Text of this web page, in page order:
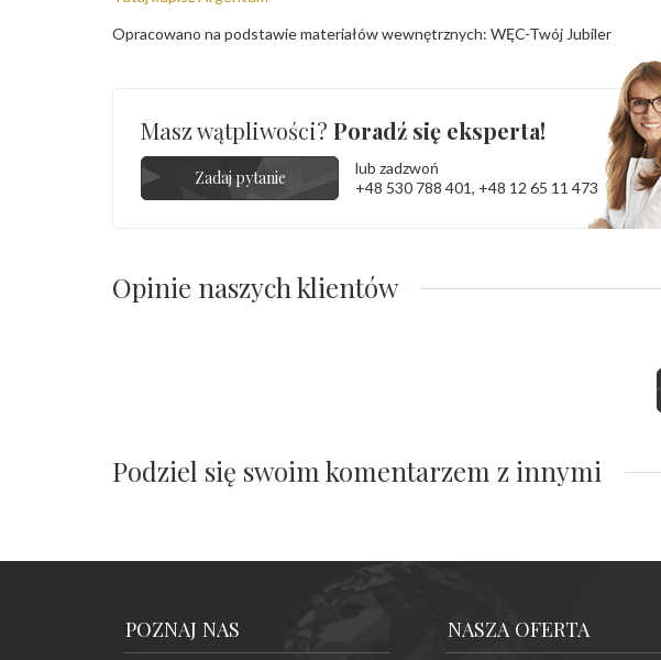
Opracowano na podstawie materiałów wewnętrznych: WĘC-Twój Jubiler
Masz wątpliwości? Poradź się eksperta!
Zadaj pytanie
lub zadzwoń
+48 530 788 401, +48 12 65 11 473
Opinie naszych klientów
Podziel się swoim komentarzem z innymi
POZNAJ NAS NASZA OFERTA